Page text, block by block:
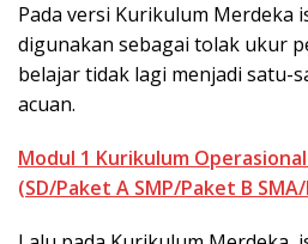
Pada versi Kurikulum Merdeka
digunakan sebagai tolak ukur
belajar tidak lagi menjadi satu-
acuan.
Modul 1 Kurikulum
(SD/Paket A SMP/Paket B